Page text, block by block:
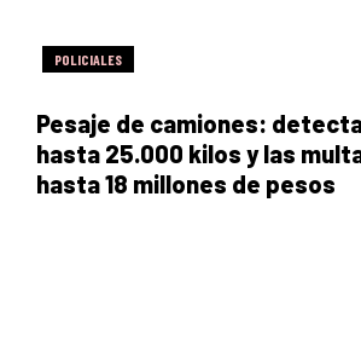
POLICIALES
Pesaje de camiones:
hasta 25.000 kilos y las
hasta 18 millones de pesos